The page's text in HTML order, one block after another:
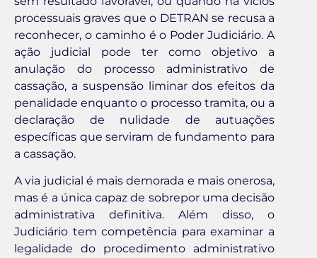
processuais graves que o DETRAN se recusa a
reconhecer, o caminho é o Poder Judiciário. A
ação judicial pode ter como objetivo a
anulação do processo administrativo de
cassação, a suspensão liminar dos efeitos da
penalidade enquanto o processo tramita, ou a
declaração de nulidade de autuações
específicas que serviram de fundamento para
a cassação.
A via judicial é mais demorada e mais onerosa,
mas é a única capaz de sobrepor uma decisão
administrativa definitiva. Além disso, o
Judiciário tem competência para examinar a
legalidade do procedimento administrativo